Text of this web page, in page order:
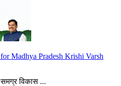
Madhya Pradesh Krishi Varsh
विकास ...